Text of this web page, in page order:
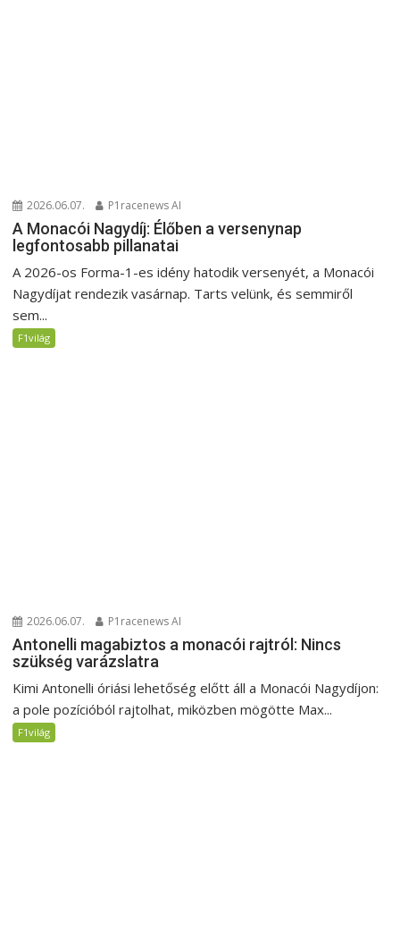
2026.06.07. P1racenews AI
A Monacói Nagydíj: Élőben a versenynap
legfontosabb pillanatai
A 2026-os Forma-1-es idény hatodik versenyét, a Monacói
Nagydíjat rendezik vasárnap. Tarts velünk, és semmiről
sem...
F1világ
2026.06.07. P1racenews AI
Antonelli magabiztos a monacói rajtról: Nincs
szükség varázslatra
Kimi Antonelli óriási lehetőség előtt áll a Monacói Nagydíjon:
a pole pozícióból rajtolhat, miközben mögötte Max...
F1világ